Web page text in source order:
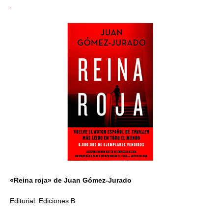
«Reina roja» de Juan Gómez-Jurado
Editorial: Ediciones B